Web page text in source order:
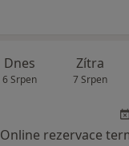
Dnes
6 Srpen
Zítra
7 Srpen
Online rezervace